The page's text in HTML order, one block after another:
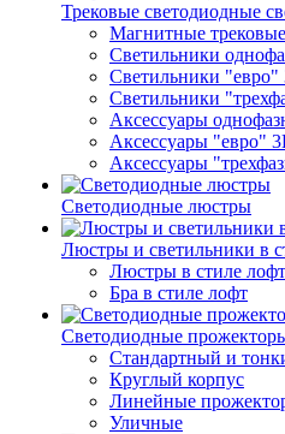
Трековые светодиодные
Магнитные
Светильники
Светильники "евро"
Светильники
Аксессуары
Аксессуары "евро"
Аксессуары
Светодиодные люстры
Люстры и светильники в
Люстры в стиле лофт
Бра в стиле лофт
Светодиодные
Стандартный и
Круглый корпус
Линейные
Уличные